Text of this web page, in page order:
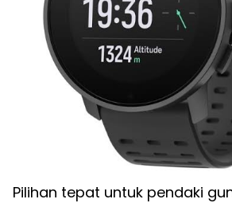
Pilihan tepat untuk pendaki